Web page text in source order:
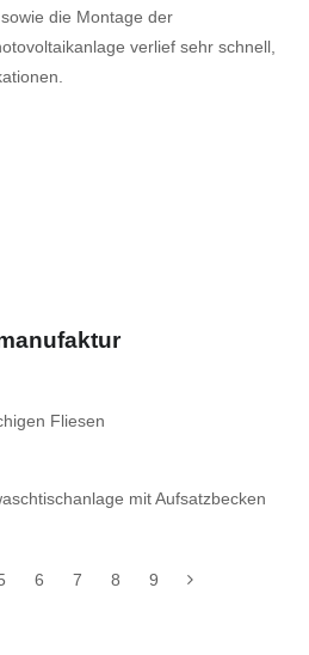
die Montage der
verlief sehr schnell,
Fliesen
mit Aufsatzbecken
6 7 8 9